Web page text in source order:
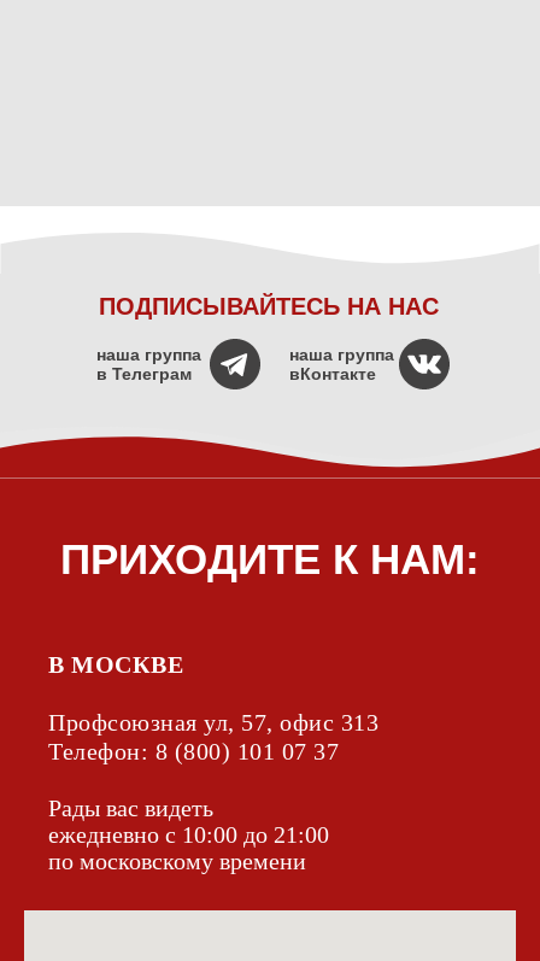
ПОДПИСЫВАЙТЕСЬ НА НАС
наша группа
в Телеграм
наша группа
вКонтакте
В МОСКВЕ
Профсоюзная ул, 57, офис 313
Телефон: 8 (800) 101 07 37
Рады вас видеть
ежедневно с 10:00 до 21:00
по московскому времени